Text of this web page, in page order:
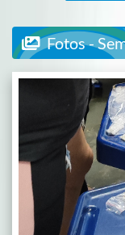
Fotos -